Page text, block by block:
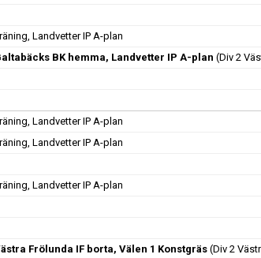
Landvetter IP A-plan
BK hemma, Landvetter IP A-plan (Div 2
Landvetter IP A-plan
Landvetter IP A-plan
Landvetter IP A-plan
Frölunda IF borta, Välen 1 Konstgräs (Div 2